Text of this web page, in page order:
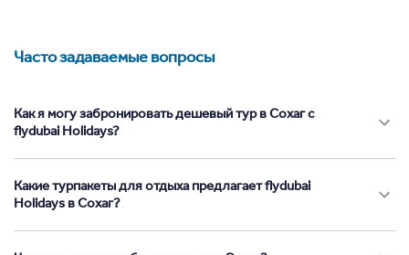
Часто задаваемые вопросы
Как я могу забронировать дешевый тур в Сохаг с
flydubai Holidays?
Какие турпакеты для отдыха предлагает flydubai
Holidays в Сохаг?